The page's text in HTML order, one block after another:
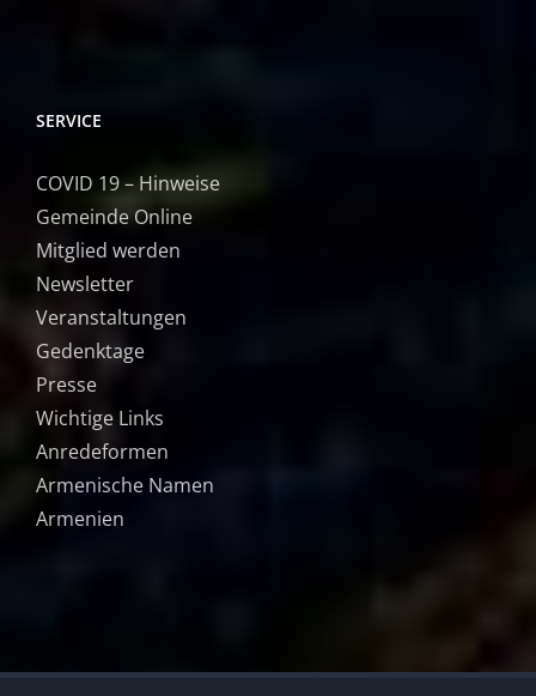
SERVICE
COVID 19 – Hinweise
Gemeinde Online
Mitglied werden
Newsletter
Veranstaltungen
Gedenktage
Presse
Wichtige Links
Anredeformen
Armenische Namen
Armenien